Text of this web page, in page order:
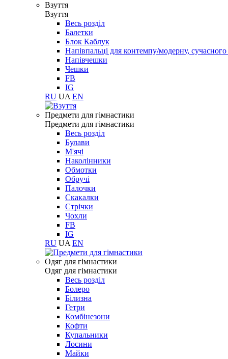
Взуття
Взуття
Весь розділ
Балетки
Блок Каблук
Напівпальці для контемпу/модерну,
Напівчешки
Чешки
FB
IG
RU UA EN
Предмети для гімнастики
Предмети для гімнастики
Весь розділ
Булави
М'ячі
Наколінники
Обмотки
Обручі
Палочки
Скакалки
Стрічки
Чохли
FB
IG
RU UA EN
Одяг для гімнастики
Одяг для гімнастики
Весь розділ
Болеро
Білизна
Гетри
Комбінезони
Кофти
Купальники
Лосини
Майки